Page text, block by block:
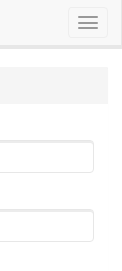
Toggle